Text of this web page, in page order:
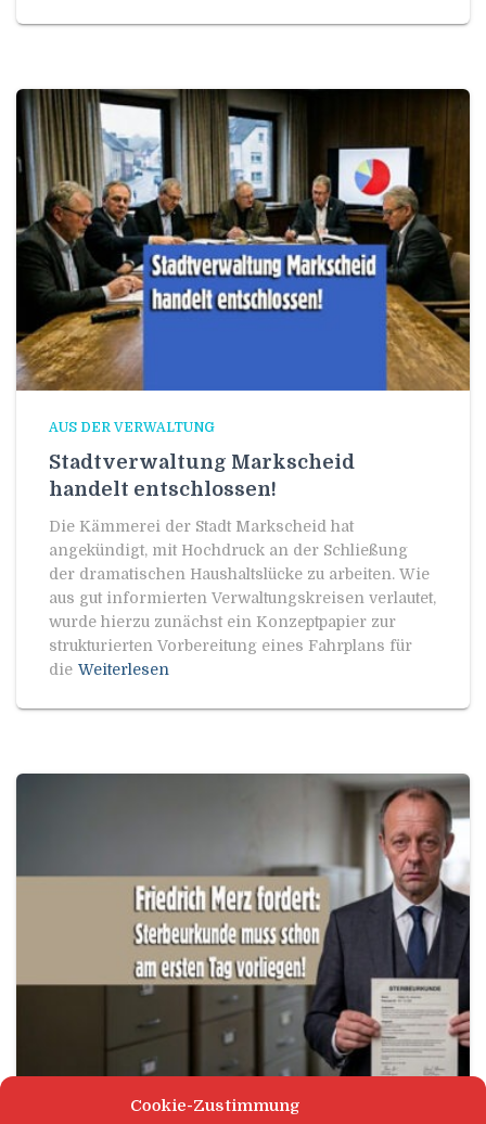
Cookie-Zustimmung
AUS DER VERWALTUNG
Stadtverwaltung Markscheid
handelt entschlossen!
Die Kämmerei der Stadt Markscheid hat
angekündigt, mit Hochdruck an der Schließung
der dramatischen Haushaltslücke zu arbeiten. Wie
aus gut informierten Verwaltungskreisen verlautet,
wurde hierzu zunächst ein Konzeptpapier zur
strukturierten Vorbereitung eines Fahrplans für
die Weiterlesen
ARBEITSWELT